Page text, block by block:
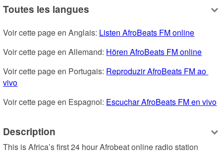
Toutes les langues
Voir cette page en Anglais: Listen AfroBeats FM online
Voir cette page en Allemand: Hören AfroBeats FM online
Voir cette page en Portugais: Reproduzir AfroBeats FM ao
vivo
Voir cette page en Espagnol: Escuchar AfroBeats FM en vivo
Description
This is Africa’s first 24 hour Afrobeat online radio station